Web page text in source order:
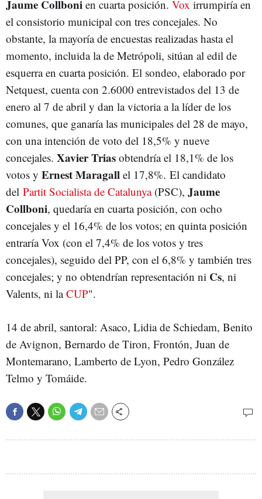
Jaume Collboni en cuarta posición. Vox irrumpiría en
el consistorio municipal con tres concejales. No
obstante, la mayoría de encuestas realizadas hasta el
momento, incluida la de Metrópoli, sitúan al edil de
esquerra en cuarta posición. El sondeo, elaborado por
Netquest, cuenta con 2.6000 entrevistados del 13 de
enero al 7 de abril y dan la victoria a la líder de los
comunes, que ganaría las municipales del 28 de mayo,
con una intención de voto del 18,5% y nueve
concejales. Xavier Trias obtendría el 18,1% de los
votos y Ernest Maragall el 17,8%. El candidato
del Partit Socialista de Catalunya(PSC), Jaume
Collboni, quedaría en cuarta posición, con ocho
concejales y el 16,4% de los votos; en quinta posición
entraría Vox (con el 7,4% de los votos y tres
concejales), seguido del PP, con el 6,8% y también tres
concejales; y no obtendrían representación ni Cs, ni
Valents, ni laCUP".
14 de abril, santoral: Asaco, Lidia de Schiedam, Benito
de Avignon, Bernardo de Tiron, Frontón, Juan de
Montemarano, Lamberto de Lyon, Pedro González
Telmo y Tomáide.